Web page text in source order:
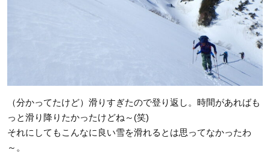
（分かってたけど）滑りすぎたので登り返し。時間があればも
っと滑り降りたかったけどね～(笑)
それにしてもこんなに良い雪を滑れるとは思ってなかったわ
～。